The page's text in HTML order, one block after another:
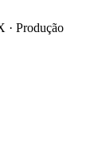
· Produção